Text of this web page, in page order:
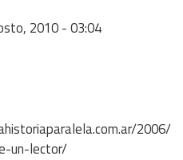
2010 - 03:04
2006/
un-lector/